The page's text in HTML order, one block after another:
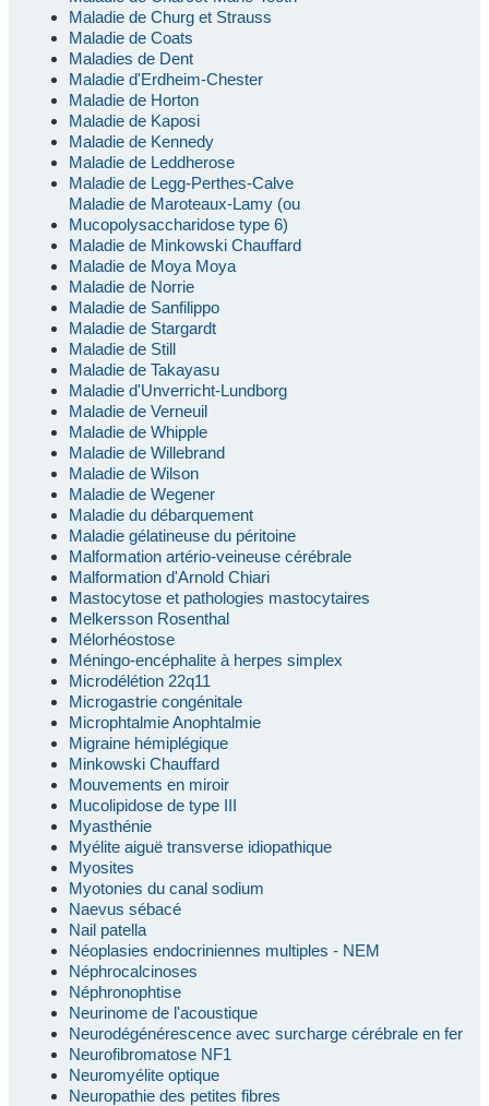
Maladie de Churg et Strauss
Maladie de Coats
Maladies de Dent
Maladie d'Erdheim-Chester
Maladie de Horton
Maladie de Kaposi
Maladie de Kennedy
Maladie de Leddherose
Maladie de Legg-Perthes-Calve
Maladie de Maroteaux-Lamy (ou
Mucopolysaccharidose type 6)
Maladie de Minkowski Chauffard
Maladie de Moya Moya
Maladie de Norrie
Maladie de Sanfilippo
Maladie de Stargardt
Maladie de Still
Maladie de Takayasu
Maladie d'Unverricht-Lundborg
Maladie de Verneuil
Maladie de Whipple
Maladie de Willebrand
Maladie de Wilson
Maladie de Wegener
Maladie du débarquement
Maladie gélatineuse du péritoine
Malformation artério-veineuse cérébrale
Malformation d'Arnold Chiari
Mastocytose et pathologies mastocytaires
Melkersson Rosenthal
Mélorhéostose
Méningo-encéphalite à herpes simplex
Microdélétion 22q11
Microgastrie congénitale
Microphtalmie Anophtalmie
Migraine hémiplégique
Minkowski Chauffard
Mouvements en miroir
Mucolipidose de type III
Myasthénie
Myélite aiguë transverse idiopathique
Myosites
Myotonies du canal sodium
Naevus sébacé
Nail patella
Néoplasies endocriniennes multiples - NEM
Néphrocalcinoses
Néphronophtise
Neurinome de l'acoustique
Neurodégénérescence avec surcharge cérébrale en fer
Neurofibromatose NF1
Neuromyélite optique
Neuropathie des petites fibres